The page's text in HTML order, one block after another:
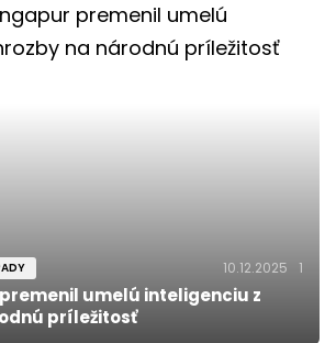
10.12.2025 1
umelú inteligenciu z
príležitosť